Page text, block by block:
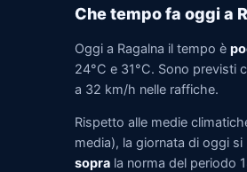
Che tempo fa oggi a
Oggi a Ragalna il tempo è
24°C e 31°C. Sono previsti
a 32 km/h nelle raffiche.
Rispetto alle medie
media), la giornata di oggi si
sopra la norma del periodo